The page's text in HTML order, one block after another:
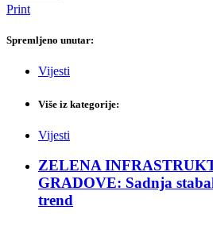
Print
Spremljeno unutar:
Vijesti
Više iz kategorije:
Vijesti
ZELENA
GRADOVE: Sadnja
trend